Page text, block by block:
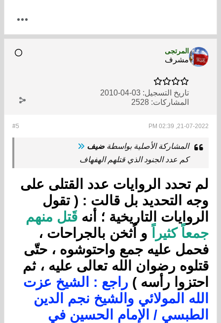
المرتجى
مشرف
تاريخ التسجيل: 03-04-2010
المشاركات: 2528
#5 21-07-2022, 02:39 PM
المشاركة الأصلية بواسطة ضيف
كم عدد الجنود الذي قتلهم الهفهاف
لم تحدد الروايات عدد القتلى على
وجه التحديد بل قالت : ( تقول
الروايات التاريخية ؛ أنه قَتل منهم
جمعاً كثيراً و اُثخن بالجراحات ،
فحمل عليه جمع واحتوشوه ، حتّى
قتلوه رضوان الله تعالى عليه ، ثم
احتزوا رأسه ) راجع : الشيخ عزت
الله المولائي والشيخ نجم الدين
الطبسي / الإمام الحسين في